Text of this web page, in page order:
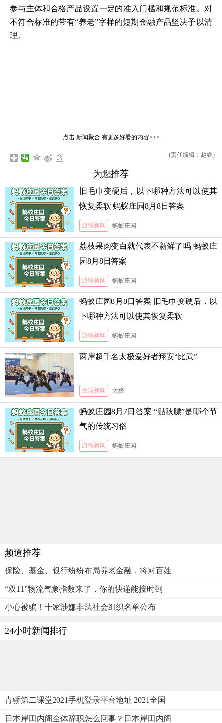
参与主体和合格产品设置一定的准入门槛和规范标准。对
不符合标准的带有“养老”字样的短期金融产品坚决予以清
理。
点击 新闻聚合有更多好看的内容>>>
(责任编辑：赵睿)
为您推荐
旧毛巾变硬后，以下哪种方法可以使其
恢复柔软 蚂蚁庄园8月8日答案
游戏新闻 蚂蚁庄园
荔枝果肉变白就代表不新鲜了吗 蚂蚁庄
园8月8日答案
游戏新闻 蚂蚁庄园
蚂蚁庄园8月8日答案 旧毛巾变硬后，以
下哪种方法可以使其恢复柔软
游戏新闻 蚂蚁庄园
两岸超千名太极爱好者翔安“比武”
台湾新闻 太极
蚂蚁庄园8月7日答案 “贴秋膘”是哪个节
气的传统习俗
游戏新闻 蚂蚁庄园
频道推荐
保险、基金、银行纷纷布局养老金融，将对百姓
“双11”物流气象指数来了，你的快递能按时到
小心被骗！十家涉嫌非法社会组织名单公布
24小时新闻排行
青骄第二课堂2021手机登录平台地址 2021全国
日本岸田内阁全体辞职怎么回事？日本岸田内阁